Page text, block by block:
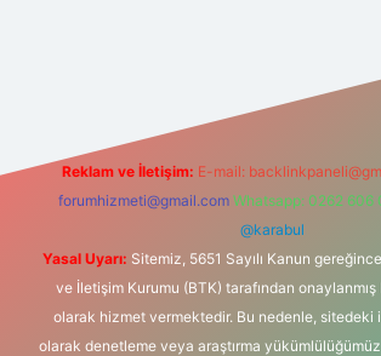
Reklam ve İletişim: E-mail:
forumhizmeti@gmail.com Whatsapp: 0262 606
@karabul
Yasal Uyarı: Sitemiz, 5651 Sayılı Kanun
ve İletişim Kurumu (BTK) tarafından onaylanmış
olarak hizmet vermektedir. Bu nedenle,
olarak denetleme veya araştırma